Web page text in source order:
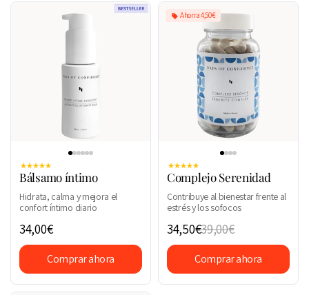
Bálsamo íntimo
Hidrata, calma y mejora el
confort íntimo diario
34,00€
Comprar ahora
Ahorra 4,50€
Complejo Serenidad
Contribuye al bienestar frente al
estrés y los sofocos
34,50€39,00€
Comprar ahora